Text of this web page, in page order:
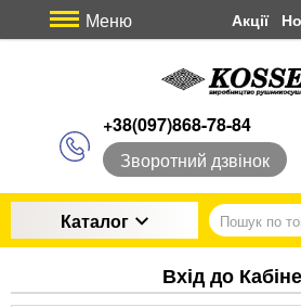
Меню Акції
+38(097)868-78-84
Зворотний дзвінок
Каталог
Вхід до